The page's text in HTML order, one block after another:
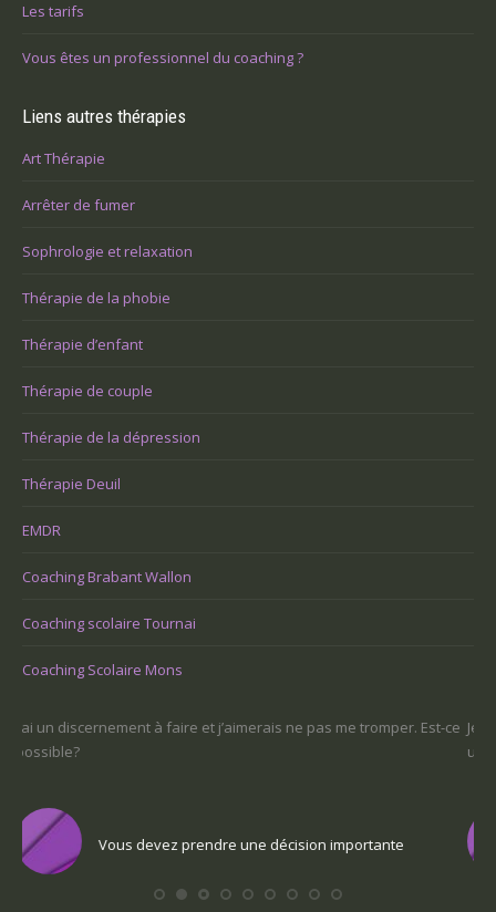
Les tarifs
Vous êtes un professionnel du coaching ?
Liens autres thérapies
Art Thérapie
Arrêter de fumer
Sophrologie et relaxation
Thérapie de la phobie
Thérapie d’enfant
Thérapie de couple
Thérapie de la dépression
Thérapie Deuil
EMDR
Coaching Brabant Wallon
Coaching scolaire Tournai
Coaching Scolaire Mons
Je ne sais pas ce que je veux faire dans la vie : comment retrouver
un sens
Vous voulez trouver votre voix personnelle